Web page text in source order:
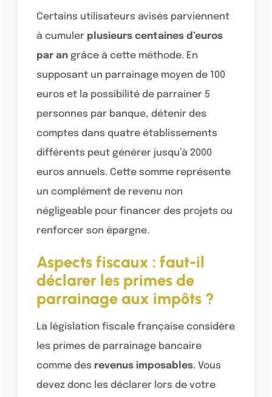
Certains utilisateurs avisés parviennent
à cumuler plusieurs centaines d’euros
par an grâce à cette méthode. En
supposant un parrainage moyen de 100
euros et la possibilité de parrainer 5
personnes par banque, détenir des
comptes dans quatre établissements
différents peut générer jusqu’à 2000
euros annuels. Cette somme représente
un complément de revenu non
négligeable pour financer des projets ou
renforcer son épargne.
Aspects fiscaux : faut-il
déclarer les primes de
parrainage aux impôts ?
La législation fiscale française considère
les primes de parrainage bancaire
comme des revenus imposables. Vous
devez donc les déclarer lors de votre